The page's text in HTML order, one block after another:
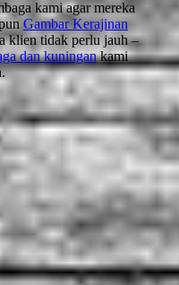
kami agar mereka
Gambar Kerajinan
klien tidak perlu jauh –
dan kuningankami